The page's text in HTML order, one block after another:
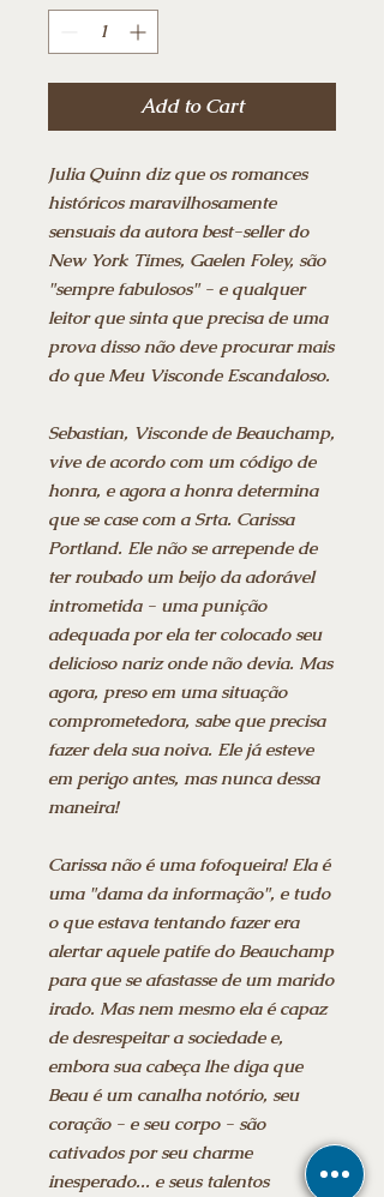
Add to Cart
Julia Quinn diz que os romances
históricos maravilhosamente
sensuais da autora best-seller do
New York Times, Gaelen Foley, são
"sempre fabulosos" - e qualquer
leitor que sinta que precisa de uma
prova disso não deve procurar mais
do que Meu Visconde Escandaloso.
Sebastian, Visconde de Beauchamp,
vive de acordo com um código de
honra, e agora a honra determina
que se case com a Srta. Carissa
Portland. Ele não se arrepende de
ter roubado um beijo da adorável
intrometida - uma punição
adequada por ela ter colocado seu
delicioso nariz onde não devia. Mas
agora, preso em uma situação
comprometedora, sabe que precisa
fazer dela sua noiva. Ele já esteve
em perigo antes, mas nunca dessa
maneira!
Carissa não é uma fofoqueira! Ela é
uma "dama da informação", e tudo
o que estava tentando fazer era
alertar aquele patife do Beauchamp
para que se afastasse de um marido
irado. Mas nem mesmo ela é capaz
de desrespeitar a sociedade e,
embora sua cabeça lhe diga que
Beau é um canalha notório, seu
coração - e seu corpo - são
cativados por seu charme
inesperado... e seus talentos